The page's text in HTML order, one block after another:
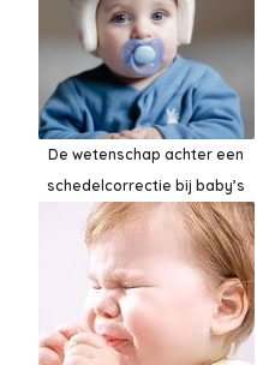
De wetenschap achter een
schedelcorrectie bij baby’s